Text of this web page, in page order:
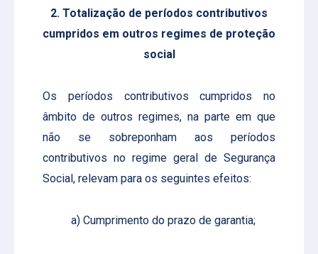
2. Totalização de períodos contributivos
cumpridos em outros regimes de proteção
social
Os períodos contributivos cumpridos no
âmbito de outros regimes, na parte em que
não se sobreponham aos períodos
contributivos no regime geral de Segurança
Social, relevam para os seguintes efeitos:
a) Cumprimento do prazo de garantia;